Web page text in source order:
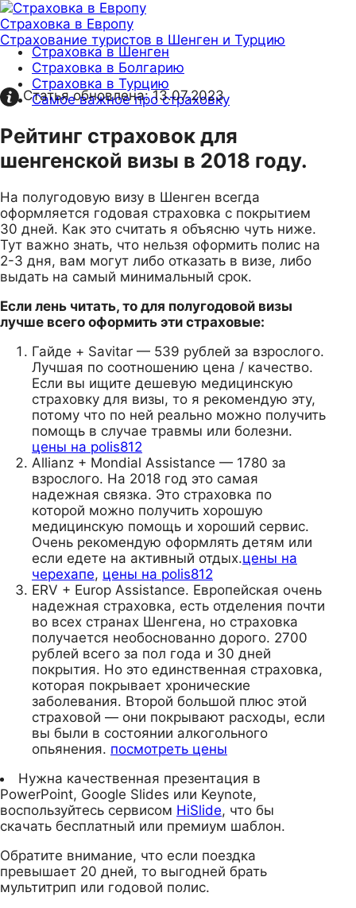
Страховка в Европу
Страхование туристов в Шенген и Турцию
Страховка в Шенген
Страховка в Болгарию
Страховка в Турцию
Самое важное про страховку
Статья обновлена:13.07.2023
Рейтинг страховок для
шенгенской визы в 2018 году.
На полугодовую визу в Шенген всегда
оформляется годовая страховка с покрытием
30 дней. Как это считать я объясню чуть ниже.
Тут важно знать, что нельзя оформить полис на
2-3 дня, вам могут либо отказать в визе, либо
выдать на самый минимальный срок.
Если лень читать, то для полугодовой визы
лучше всего оформить эти страховые:
Гайде + Savitar — 539 рублей за взрослого.
Лучшая по соотношению цена / качество.
Если вы ищите дешевую медицинскую
страховку для визы, то я рекомендую эту,
потому что по ней реально можно получить
помощь в случае травмы или болезни.
цены на polis812
Allianz + Mondial Assistance — 1780 за
взрослого. На 2018 год это самая
надежная связка. Это страховка по
которой можно получить хорошую
медицинскую помощь и хороший сервис.
Очень рекомендую оформлять детям или
если едете на активный отдых.цены на
черехапе, цены на polis812
ERV + Europ Assistance. Европейская очень
надежная страховка, есть отделения почти
во всех странах Шенгена, но страховка
получается необоснованно дорого. 2700
рублей всего за пол года и 30 дней
покрытия. Но это единственная страховка,
которая покрывает хронические
заболевания. Второй большой плюс этой
страховой — они покрывают расходы, если
вы были в состоянии алкогольного
опьянения. посмотреть цены
Нужна качественная презентация в
PowerPoint, Google Slides или Keynote,
воспользуйтесь сервисом HiSlide, что бы
скачать бесплатный или премиум шаблон.
Обратите внимание, что если поездка
превышает 20 дней, то выгодней брать
мультитрип или годовой полис.